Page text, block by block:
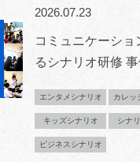
2026.07.23
コミュニケーショ
るシナリオ研修
エンタメシナリオ カレッ
キッズシナリオ シナ
ビジネスシナリオ